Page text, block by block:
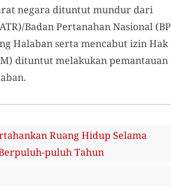
negara dituntut mundur dari
Badan Pertanahan Nasional
Halaban serta mencabut izin Hak
dituntut melakukan pemantauan
Ruang Hidup Selama
puluh Tahun